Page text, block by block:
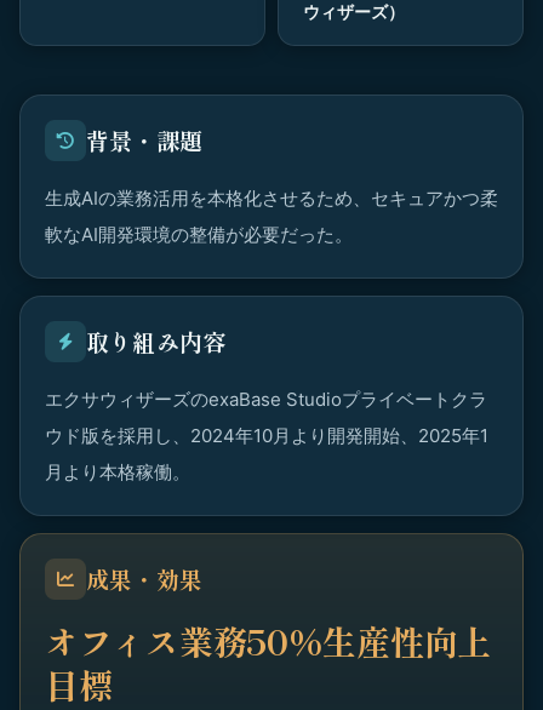
ウィザーズ）
背景・課題
生成AIの業務活用を本格化させるため、セキュアかつ柔
軟なAI開発環境の整備が必要だった。
取り組み内容
エクサウィザーズのexaBase Studioプライベートクラ
ウド版を採用し、2024年10月より開発開始、2025年1
月より本格稼働。
成果・効果
オフィス業務50%生産性向上
目標